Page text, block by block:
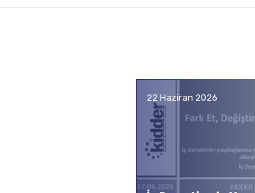
22 Haziran 2026